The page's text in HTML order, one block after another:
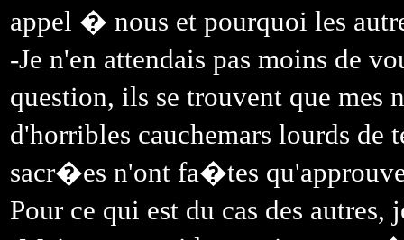
appel � nous et pourquoi les
-Je n'en attendais pas moins de
question, ils se trouvent que
d'horribles cauchemars lourds
sacr�es n'ont fa�tes
Pour ce qui est du cas des